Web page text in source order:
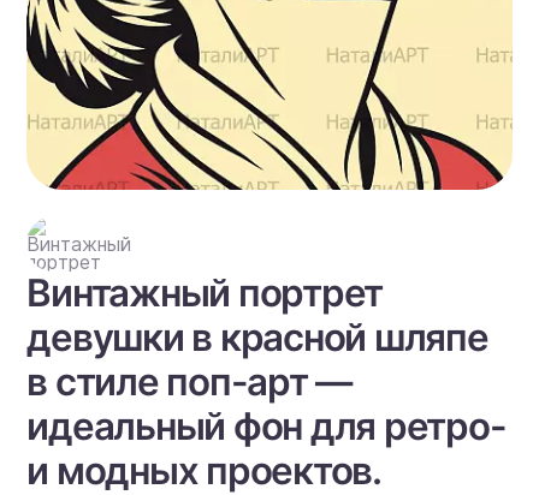
Винтажный портрет
девушки в красной шляпе
в стиле поп-арт —
идеальный фон для ретро-
и модных проектов.